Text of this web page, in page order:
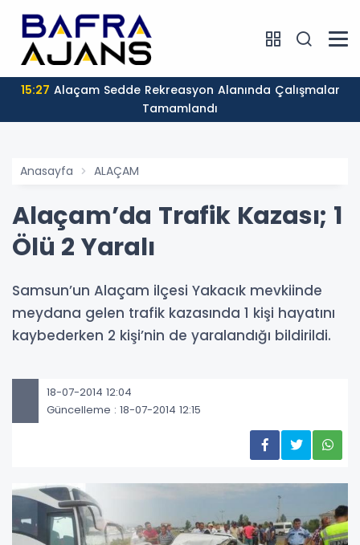
15:27
Tamamlandı
Anasayfa ALAÇAM
Alaçam’da Trafik Kazası; 1
Ölü 2 Yaralı
Samsun’un Alaçam ilçesi Yakacık mevkiinde
meydana gelen trafik kazasında 1 kişi hayatını
kaybederken 2 kişi’nin de yaralandığı bildirildi.
18-07-2014 12:04
Güncelleme : 18-07-2014 12:15